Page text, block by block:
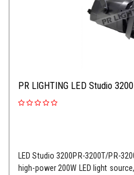
PR LIGHTING LED Studio 3200
LED Studio 3200PR-3200T/PR-
high-power 200W LED light